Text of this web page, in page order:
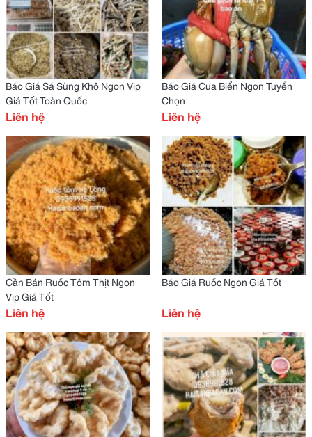
Báo Giá Sá Sùng Khô Ngon Vip
Giá Tốt Toàn Quốc
Liên hệ
Báo Giá Cua Biển Ngon Tuyển
Chọn
Liên hệ
Cần Bán Ruốc Tôm Thịt Ngon
Vip Giá Tốt
Liên hệ
Báo Giá Ruốc Ngon Giá Tốt
Liên hệ